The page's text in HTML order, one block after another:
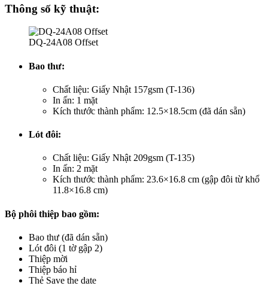
Thông số kỹ thuật:
DQ-24A08 Offset
Bao thư:
Chất liệu: Giấy Nhật 157gsm (T-136)
In ấn: 1 mặt
Kích thước thành phẩm: 12.5×18.5cm (đã dán sẵn)
Lót đôi:
Chất liệu: Giấy Nhật 209gsm (T-135)
In ấn: 2 mặt
Kích thước thành phẩm: 23.6×16.8 cm (gập đôi từ khổ
11.8×16.8 cm)
Bộ phôi thiệp bao gồm:
Bao thư (đã dán sẵn)
Lót đôi (1 tờ gập 2)
Thiệp mời
Thiệp báo hỉ
Thẻ Save the date